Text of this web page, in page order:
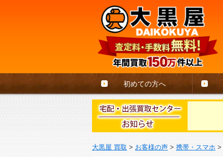
初めての方へ
大黒屋 買取 > お客様の声 > 携帯・スマホ >